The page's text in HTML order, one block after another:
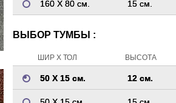
160 Х 80 см. 15 см.
ВЫБОР ТУМБЫ :
ШИР Х ТОЛ ВЫСОТА
50 Х 15 см. 12 см.